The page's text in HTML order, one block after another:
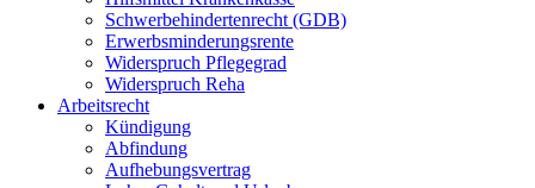
Schwerbehindertenrecht (GDB)
Erwerbsminderungsrente
Widerspruch Pflegegrad
Widerspruch Reha
Arbeitsrecht
Kündigung
Abfindung
Aufhebungsvertrag